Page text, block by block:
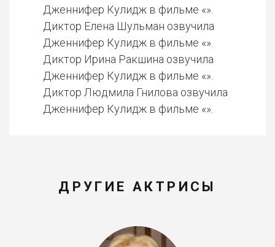
Дженнифер Кулидж в фильме «».
Диктор Елена Шульман озвучила
Дженнифер Кулидж в фильме «».
Диктор Ирина Ракшина озвучила
Дженнифер Кулидж в фильме «».
Диктор Людмила Гнилова озвучила
Дженнифер Кулидж в фильме «».
ДРУГИЕ АКТРИСЫ